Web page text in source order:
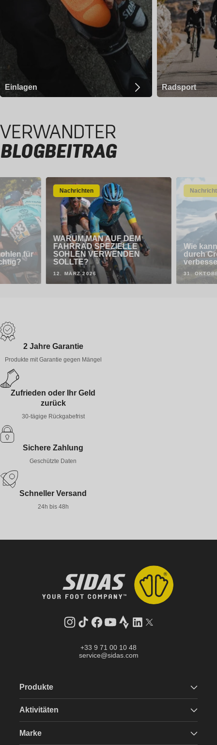
Einlagen Radsport
VERWANDTER
BLOGBEITRAG
für
Nachrichten
WARUM MAN AUF DEM
FAHRRAD SPEZIELLE
SOHLEN VERWENDEN
SOLLTE?
12. MÄRZ 2026
Wie
durch
31.
2 Jahre Garantie
Produkte mit Garantie gegen Mängel
Zufrieden oder Ihr Geld
zurück
30-tägige Rückgabefrist
Sichere Zahlung
Geschützte Daten
Schneller Versand
24h bis 48h
Instagram
TikTokFacebook
YouTube
StravaLinkedInTwitter
+33 9 71 00 10 48
service@sidas.com
Produkte
Aktivitäten
Marke